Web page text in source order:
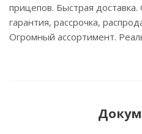
прицепов. Быстрая
гарантия, рассрочка,
Огромный ассортимент.